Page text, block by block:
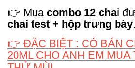
👉 Mua combo 12 chai
chai test + hộp trưng bày.
👉 ĐẶC BIỆT : CÓ BÁN
20ML CHO ANH EM MUA